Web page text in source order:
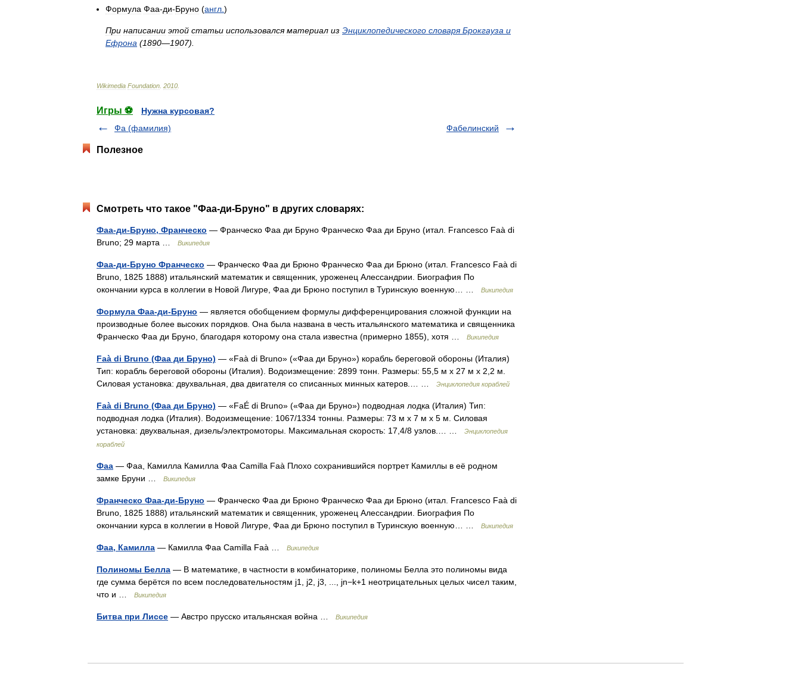
Формула Фаа-ди-Бруно (англ.)
При написании этой статьи использовался материал из Энциклопедического словаря Брокгауза и
Ефрона (1890—1907).
Wikimedia Foundation 2010
Игры ⚽
Нужна курсовая?
Фа (фамилия)
Фабелинский
Полезное
Смотреть что такое "Фаа-ди-Бруно" в других словарях:
Фаа-ди-Бруно, Франческо — Франческо Фаа ди Бруно Франческо Фаа ди Бруно (итал. Francesco Faà di
Bruno; 29 марта …
Википедия
Фаа-ди-Бруно Франческо — Франческо Фаа ди Брюно Франческо Фаа ди Брюно (итал. Francesco Faà di
Bruno, 1825 1888) итальянский математик и священник, уроженец Алессандрии. Биография По
окончании курса в коллегии в Новой Лигуре, Фаа ди Брюно поступил в Туринскую военную… …
Википедия
Формула Фаа-ди-Бруно — является обобщением формулы дифференцирования сложной функции на
производные более высоких порядков. Она была названа в честь итальянского математика и священника
Франческо Фаа ди Бруно, благодаря которому она стала известна (примерно 1855), хотя …
Википедия
Faà di Bruno (Фаа ди Бруно) — «Faà di Bruno» («Фаа ди Бруно») корабль береговой обороны (Италия)
Тип: корабль береговой обороны (Италия). Водоизмещение: 2899 тонн. Размеры: 55,5 м х 27 м х 2,2 м.
Силовая установка: двухвальная, два двигателя со списанных минных катеров.… …
Энциклопедия кораблей
Faà di Bruno (Фаа ди Бруно) — «FaÉ di Bruno» («Фаа ди Бруно») подводная лодка (Италия) Тип:
подводная лодка (Италия). Водоизмещение: 1067/1334 тонны. Размеры: 73 м х 7 м х 5 м. Силовая
установка: двухвальная, дизель/электромоторы. Максимальная скорость: 17,4/8 узлов.… …
Энциклопедия
кораблей
Фаа — Фаа, Камилла Камилла Фаа Camilla Faà Плохо сохранившийся портрет Камиллы в её родном
замке Бруни …
Википедия
Франческо Фаа-ди-Бруно — Франческо Фаа ди Брюно Франческо Фаа ди Брюно (итал. Francesco Faà di
Bruno, 1825 1888) итальянский математик и священник, уроженец Алессандрии. Биография По
окончании курса в коллегии в Новой Лигуре, Фаа ди Брюно поступил в Туринскую военную… …
Википедия
Фаа, Камилла — Камилла Фаа Camilla Faà … Википедия
Полиномы Белла — В математике, в частности в комбинаторике, полиномы Белла это полиномы вида
где сумма берётся по всем последовательностям j1, j2, j3, ..., jn−k+1 неотрицательных целых чисел таким,
что и …
Википедия
Битва при Лиссе — Австро прусско итальянская война … Википедия